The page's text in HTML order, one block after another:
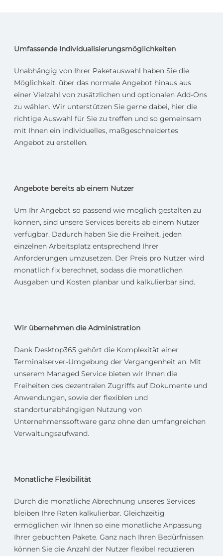
Umfassende Individualisierungsmöglichkeiten
Unabhängig von Ihrer Paketauswahl haben Sie die
Möglichkeit, über das normale Angebot hinaus aus
einer Vielzahl von zusätzlichen und optionalen Add-Ons
zu wählen. Wir unterstützen Sie gerne dabei, hier die
richtige Auswahl für Sie zu treffen und so gemeinsam
mit Ihnen ein individuelles, maßgeschneidertes
Angebot zu erstellen.
Angebote bereits ab einem Nutzer
Um Ihr Angebot so passend wie möglich gestalten zu
können, sind unsere Services bereits ab einem Nutzer
verfügbar. Dadurch haben Sie die Freiheit, jeden
einzelnen Arbeitsplatz entsprechend Ihrer
Anforderungen umzusetzen. Der Preis pro Nutzer wird
monatlich fix berechnet, sodass die monatlichen
Ausgaben und Kosten planbar und kalkulierbar sind.
Wir übernehmen die Administration
Dank Desktop365 gehört die Komplexität einer
Terminalserver-Umgebung der Vergangenheit an. Mit
unserem Managed Service bieten wir Ihnen die
Freiheiten des dezentralen Zugriffs auf Dokumente und
Anwendungen, sowie der flexiblen und
standortunabhängigen Nutzung von
Unternehmenssoftware ganz ohne den umfangreichen
Verwaltungsaufwand.
Monatliche Flexibilität
Durch die monatliche Abrechnung unseres Services
bleiben Ihre Raten kalkulierbar. Gleichzeitig
ermöglichen wir Ihnen so eine monatliche Anpassung
Ihrer gebuchten Pakete. Ganz nach Ihren Bedürfnissen
können Sie die Anzahl der Nutzer flexibel reduzieren